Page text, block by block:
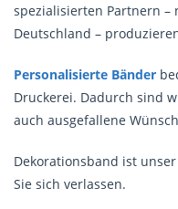
spezialisierten Partnern –
Deutschland –
Personalisierte Bänder
Druckerei. Dadurch sind
auch ausgefallene
Dekorationsband ist
Sie sich verlassen.